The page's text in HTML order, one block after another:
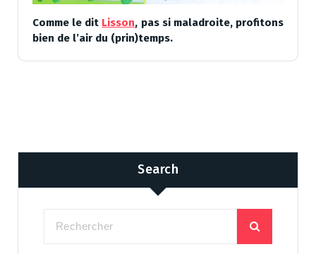
Comme le dit Lisson, pas si maladroite, profitons
bien de l’air du (prin)temps.
Search